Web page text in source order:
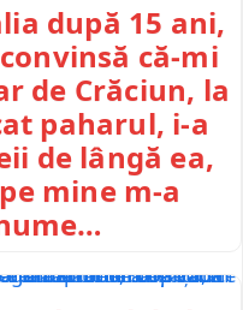
după 15 ani,
că-mi
de Crăciun, la
paharul, i-a
de lângă ea,
mine m-a